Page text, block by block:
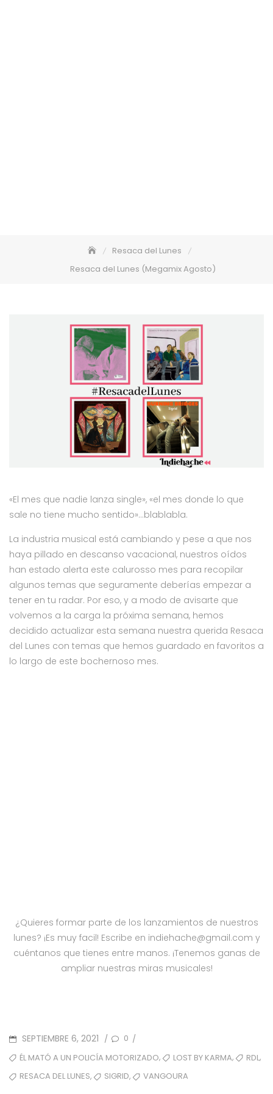
Resaca del Lunes
Resaca del Lunes (Megamix Agosto)
«El mes que nadie lanza single», «el mes donde lo que
sale no tiene mucho sentido»…blablabla.
La industria musical está cambiando y pese a que nos
haya pillado en descanso vacacional, nuestros oídos
han estado alerta este calurosso mes para recopilar
algunos temas que seguramente deberías empezar a
tener en tu radar. Por eso, y a modo de avisarte que
volvemos a la carga la próxima semana, hemos
decidido actualizar esta semana nuestra querida Resaca
del Lunes con temas que hemos guardado en favoritos a
lo largo de este bochernoso mes.
¿Quieres formar parte de los lanzamientos de nuestros
lunes? ¡Es muy facil! Escribe en indiehache@gmail.com y
cuéntanos que tienes entre manos. ¡Tenemos ganas de
ampliar nuestras miras musicales!
POSTED
ON
SEPTIEMBRE 6, 2021 / 0 /
TAGSÉL MATÓ A UN POLICÍA MOTORIZADO, LOST BY KARMA, RDL,
RESACA DEL LUNES, SIGRID, VANGOURA